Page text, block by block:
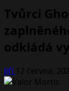
Tvůrci
odkládá
Jiří 12 června,